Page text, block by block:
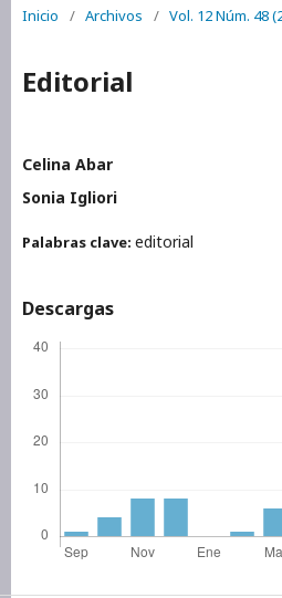
Inicio / Archivos / Vol. 12 Núm. 48
Editorial
Celina Abar
Sonia Igliori
Palabras clave: editorial
Descargas